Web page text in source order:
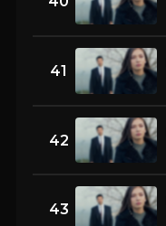
41
42
43